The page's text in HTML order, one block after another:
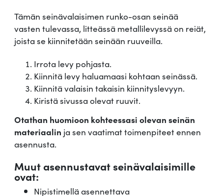
Tämän seinävalaisimen runko-osan seinää
vasten tulevassa, litteässä metallilevyssä on reiät,
joista se kiinnitetään seinään ruuveilla.
Irrota levy pohjasta.
Kiinnitä levy haluamaasi kohtaan seinässä.
Kiinnitä valaisin takaisin kiinnityslevyyn.
Kiristä sivussa olevat ruuvit.
Otathan huomioon kohteessasi olevan seinän
materiaalin ja sen vaatimat toimenpiteet ennen
asennusta.
Muut asennustavat seinävalaisimille
ovat:
Nipistimellä asennettava